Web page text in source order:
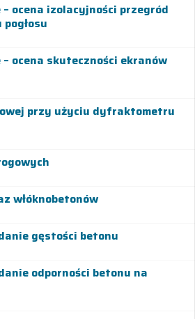
ocena izolacyjności przegród
ocena skuteczności ekranów
przy użyciu dyfraktometru
włóknobetonów
gęstości betonu
odporności betonu na